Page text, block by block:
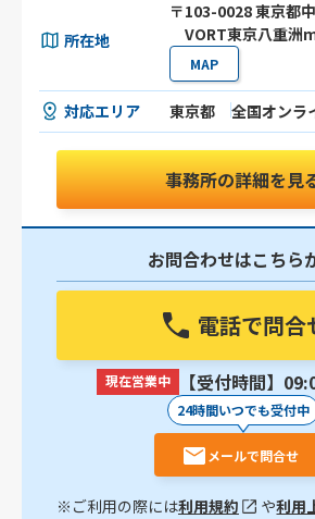
所在地
〒103-0028 東京都
VORT東京八重洲
MAP
対応エリア 東京都 全国オンラ
事務所の詳細を見
お問合わせはこちら
電話で問合
現在営業中 【受付時間】
24時間いつでも受付中
メールで問合せ
※ご利用の際には利用規約 や利用